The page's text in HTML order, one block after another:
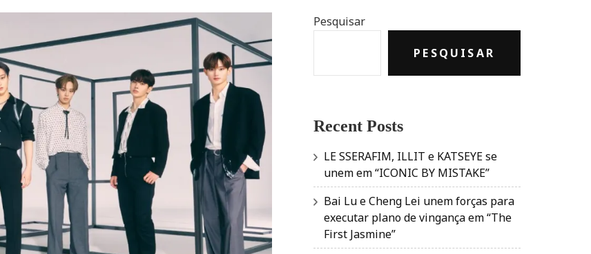
Pesquisar
PESQUISAR
Recent Posts
LE SSERAFIM, ILLIT e KATSEYE se
unem em “ICONIC BY MISTAKE”
Bai Lu e Cheng Lei unem forças para
executar plano de vingança em “The
First Jasmine”